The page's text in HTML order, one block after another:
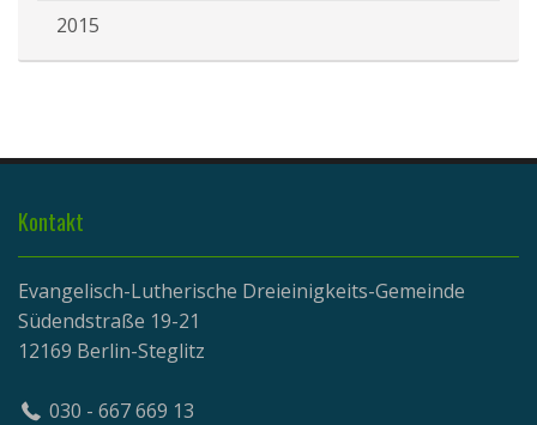
2015
Kontakt
Evangelisch-Lutherische Dreieinigkeits-Gemeinde
Südendstraße 19-21
12169 Berlin-Steglitz
030 - 667 669 13